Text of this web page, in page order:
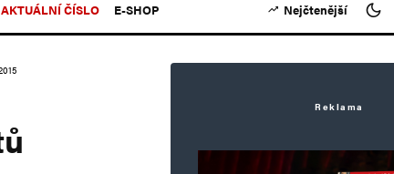
AKTUÁLNÍ ČÍSLO E-SHOP Nejčtenější
Reklama